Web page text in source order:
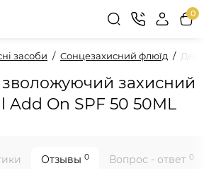
0
засоби Cонцезахисний флюїд
захисний
Add On SPF 50 50ML
Отзывы 0 Вопрос - ответ 0